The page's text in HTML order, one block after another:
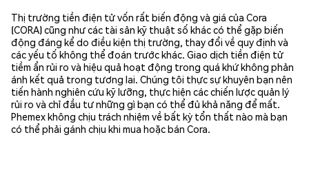
Thị trường tiền điện tử vốn rất biến động và giá của Cora
(CORA) cũng như các tài sản kỹ thuật số khác có thể gặp biến
động đáng kể do điều kiện thị trường, thay đổi về quy định và
các yếu tố không thể đoán trước khác. Giao dịch tiền điện tử
tiềm ẩn rủi ro và hiệu quả hoạt động trong quá khứ không phản
ánh kết quả trong tương lai. Chúng tôi thực sự khuyên bạn nên
tiến hành nghiên cứu kỹ lưỡng, thực hiện các chiến lược quản lý
rủi ro và chỉ đầu tư những gì bạn có thể đủ khả năng để mất.
Phemex không chịu trách nhiệm về bất kỳ tổn thất nào mà bạn
có thể phải gánh chịu khi mua hoặc bán Cora.